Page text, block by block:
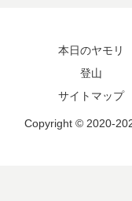
本日のヤモリ
登山
サイトマップ
Copyright © 2020-